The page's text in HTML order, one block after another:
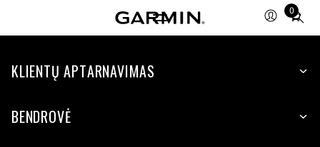
0
Total
items
cart:
KLIENTŲ APTARNAVIMAS
BENDROVĖ